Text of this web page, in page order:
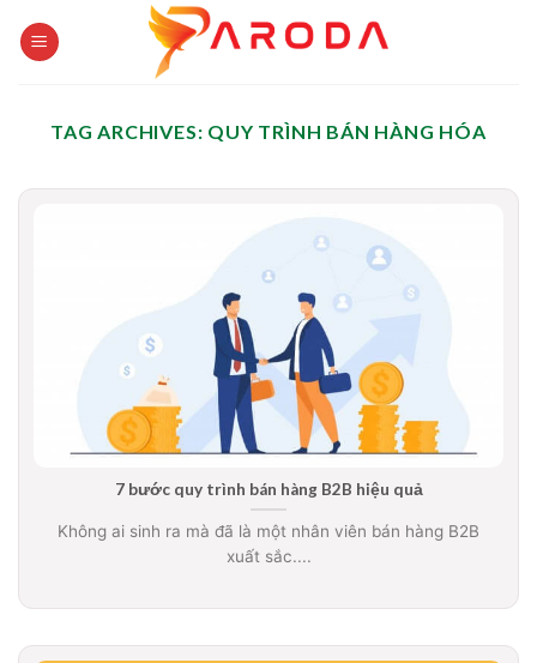
TAG ARCHIVES: QUY TRÌNH BÁN HÀNG HÓA
7 bước quy trình bán hàng B2B hiệu quả
Không ai sinh ra mà đã là một nhân viên bán hàng B2B
xuất sắc....